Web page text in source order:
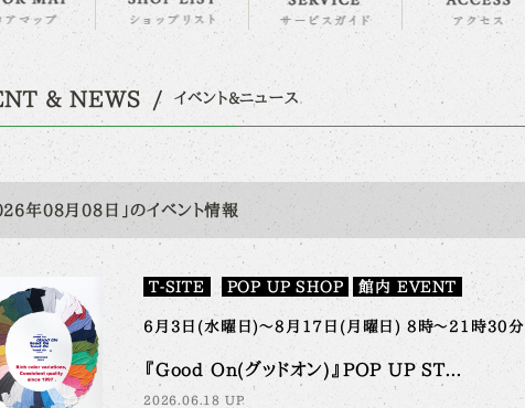
& NEWS イベント&ニュース
年08月08日」のイベント情報
T-SITE POP UP SHOP 館内 EVENT
6月3日(水曜日)～8月17日(月曜日) 8時～21時30分
『Good On(グッドオン)』POP UP ST...
2026.06.18 UP